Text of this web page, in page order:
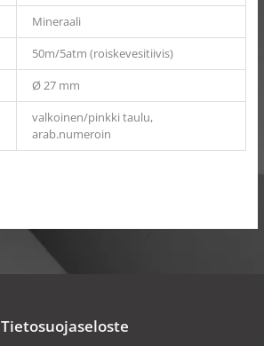
Mineraali
50m/5atm (roiskevesitiivis)
Ø 27 mm
valkoinen/pinkki taulu,
arab.numeroin
Tietosuojaseloste